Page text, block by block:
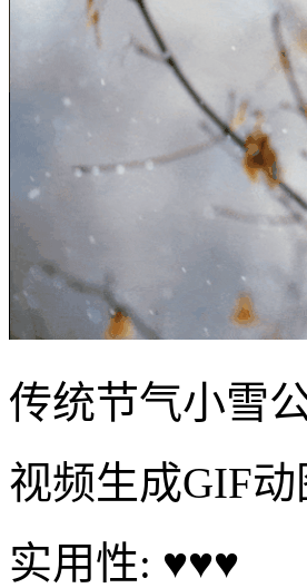
传统节气小雪
视频生成GIF
实用性: ♥♥♥